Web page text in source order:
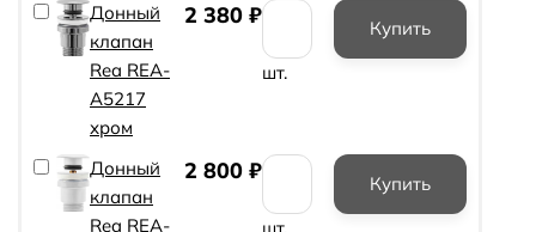
Донный
клапан
Rea REA-
A5217
хром
2 380 ₽
шт.
Донный
клапан
Rea REA-
2 800 ₽